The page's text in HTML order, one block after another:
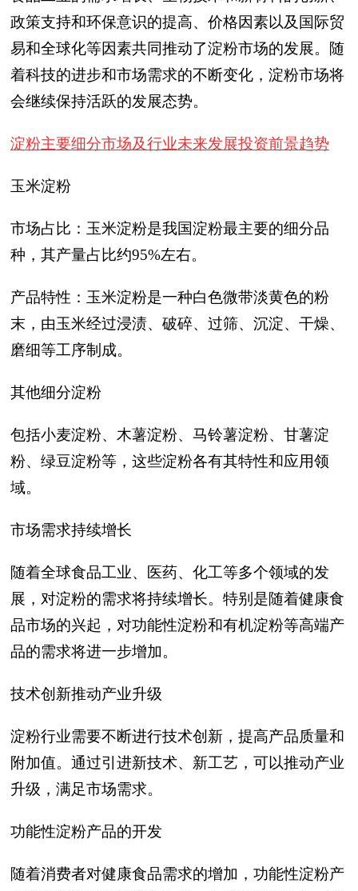
政策支持和环保意识的提高、价格因素以及国际贸
易和全球化等因素共同推动了淀粉市场的发展。随
着科技的进步和市场需求的不断变化，淀粉市场将
会继续保持活跃的发展态势。
淀粉主要细分市场及行业未来发展投资前景趋势
玉米淀粉
市场占比：玉米淀粉是我国淀粉最主要的细分品
种，其产量占比约95%左右。
产品特性：玉米淀粉是一种白色微带淡黄色的粉
末，由玉米经过浸渍、破碎、过筛、沉淀、干燥、
磨细等工序制成。
其他细分淀粉
包括小麦淀粉、木薯淀粉、马铃薯淀粉、甘薯淀
粉、绿豆淀粉等，这些淀粉各有其特性和应用领
域。
市场需求持续增长
随着全球食品工业、医药、化工等多个领域的发
展，对淀粉的需求将持续增长。特别是随着健康食
品市场的兴起，对功能性淀粉和有机淀粉等高端产
品的需求将进一步增加。
技术创新推动产业升级
淀粉行业需要不断进行技术创新，提高产品质量和
附加值。通过引进新技术、新工艺，可以推动产业
升级，满足市场需求。
功能性淀粉产品的开发
随着消费者对健康食品需求的增加，功能性淀粉产